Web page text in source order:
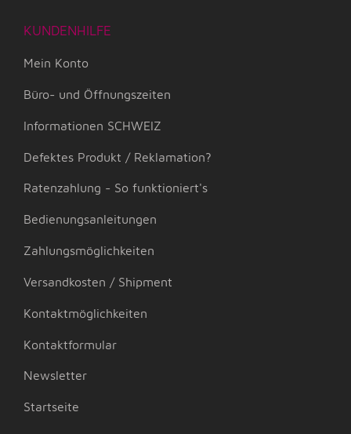
KUNDENHILFE
Mein Konto
Büro- und Öffnungszeiten
Informationen SCHWEIZ
Defektes Produkt / Reklamation?
Ratenzahlung - So funktioniert's
Bedienungsanleitungen
Zahlungsmöglichkeiten
Versandkosten / Shipment
Kontaktmöglichkeiten
Kontaktformular
Newsletter
Startseite